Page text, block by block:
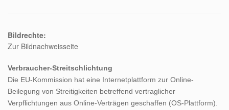
Bildrechte:
Zur Bildnachweisseite
Verbraucher-Streitschlichtung
Die EU-Kommission hat eine Internetplattform zur Online-
Beilegung von Streitigkeiten betreffend vertraglicher
Verpflichtungen aus Online-Verträgen geschaffen (OS-Plattform).